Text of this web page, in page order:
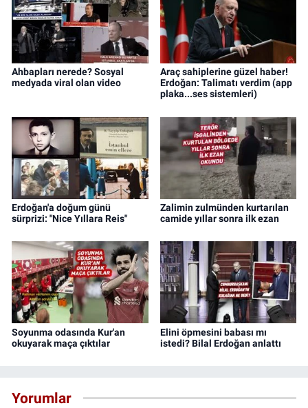
Ahbapları nerede? Sosyal
medyada viral olan video
Araç sahiplerine güzel haber!
Erdoğan: Talimatı verdim (app
plaka...ses sistemleri)
Erdoğan'a doğum günü
sürprizi: "Nice Yıllara Reis"
Zalimin zulmünden kurtarılan
camide yıllar sonra ilk ezan
Soyunma odasında Kur'an
okuyarak maça çıktılar
Elini öpmesini babası mı
istedi? Bilal Erdoğan anlattı
Yorumlar